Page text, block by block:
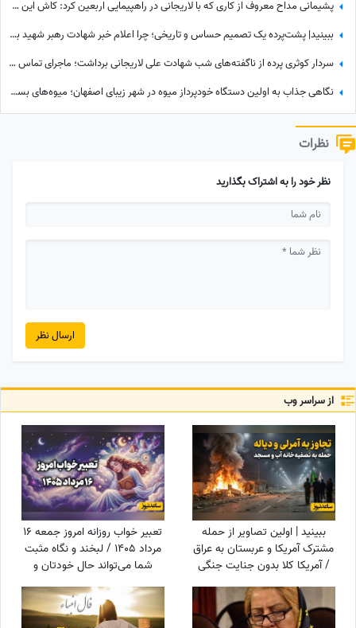
پشیمانی مداح معروف از کاری که با لاریجانی در راهپیمایی اربعین کرد: کاش این کار را نمی‌کردم
ببینید| پشت‌پرده یک تصمیم حساس و تاریخی؛ چرا اعلام خبر شهادت رهبر شهید به سحر موکول شد؟
سردار کوثری پرده از ناگفته‌های شب شهادت علی لاریجانی برداشت؛ ماجرای تماس آخر پسر شهید لاریجانی چه بود؟
نگاهی جذاب به اولین دستگاه خودپرداز میوه در شهر زیبای اصفهان؛ میوه‌های بسته بندی شده و خوش‌رنگ فقط با یه کارت کشیدن به دستتون میرسه+ویدیو/ عجب تکنولوژی باحالی😍
نظرات
نظر خود را به اشتراک بگذارید
ارسال نظر
از سراسر وب
ببینید | اولین تصاویر از حمله
مشترک آمریکا و عربستان به عراق
/ آمریکا کلا بدون جنایت جنگی
نمی‌تواند بجنگد!
تعبیر خواب روزانه امروز جمعه 16
مرداد 1405 / لبخند و نگاه مثبت
شما می‌تواند حال خودتان و
اطرافیانتان را بهتر کند